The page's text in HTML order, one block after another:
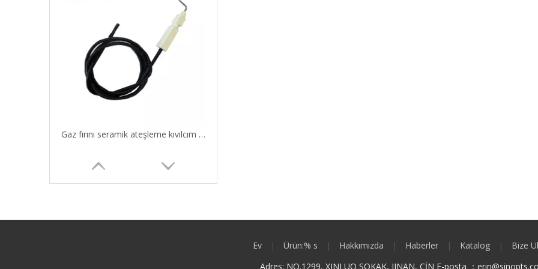
Gaz fırını seramik ateşleme kıvılcım elektrodu
Ev | Ürün:% s | Hakkımızda | Haberler | Katalog |
Bize
Adres: NO.1299, XINLUO SOKAK, JINAN, ÇİN E-posta ： e